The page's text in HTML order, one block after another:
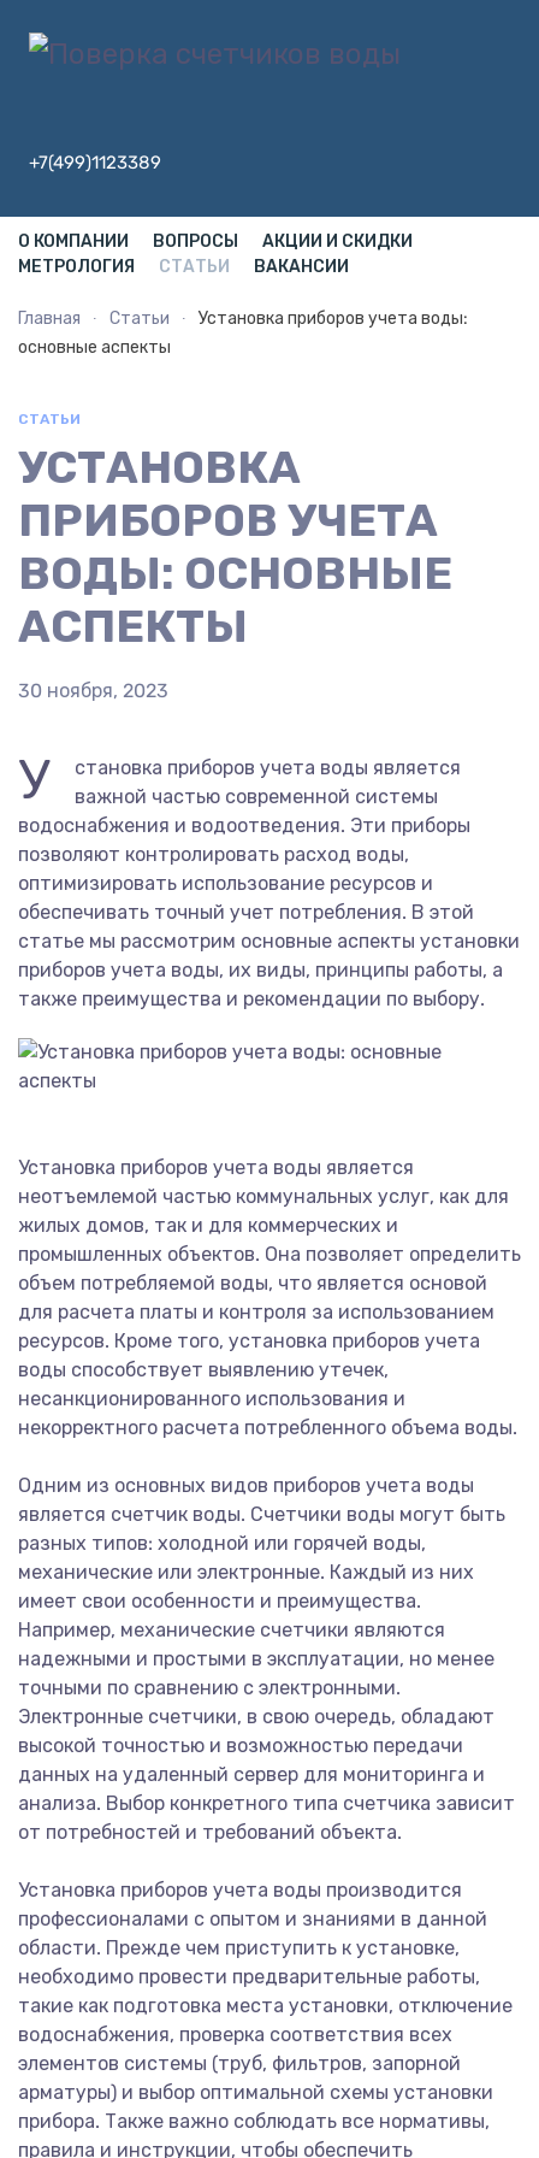
+7(499)1123389
О КОМПАНИИ ВОПРОСЫ
АКЦИИ И СКИДКИ
МЕТРОЛОГИЯ
СТАТЬИ ВАКАНСИИ
Главная Статьи
Установка приборов учета воды:
основные аспекты
СТАТЬИ
УСТАНОВКА
ПРИБОРОВ УЧЕТА
ВОДЫ: ОСНОВНЫЕ
АСПЕКТЫ
30 ноября, 2023
У
становка приборов учета воды является
важной частью современной системы
водоснабжения и водоотведения. Эти приборы
позволяют контролировать расход воды,
оптимизировать использование ресурсов и
обеспечивать точный учет потребления. В этой
статье мы рассмотрим основные аспекты установки
приборов учета воды, их виды, принципы работы, а
также преимущества и рекомендации по выбору.
Установка приборов учета воды является
неотъемлемой частью коммунальных услуг, как для
жилых домов, так и для коммерческих и
промышленных объектов. Она позволяет определить
объем потребляемой воды, что является основой
для расчета платы и контроля за использованием
ресурсов. Кроме того, установка приборов учета
воды способствует выявлению утечек,
несанкционированного использования и
некорректного расчета потребленного объема воды.
Одним из основных видов приборов учета воды
является счетчик воды. Счетчики воды могут быть
разных типов: холодной или горячей воды,
механические или электронные. Каждый из них
имеет свои особенности и преимущества.
Например, механические счетчики являются
надежными и простыми в эксплуатации, но менее
точными по сравнению с электронными.
Электронные счетчики, в свою очередь, обладают
высокой точностью и возможностью передачи
данных на удаленный сервер для мониторинга и
анализа. Выбор конкретного типа счетчика зависит
от потребностей и требований объекта.
Установка приборов учета воды производится
профессионалами с опытом и знаниями в данной
области. Прежде чем приступить к установке,
необходимо провести предварительные работы,
такие как подготовка места установки, отключение
водоснабжения, проверка соответствия всех
элементов системы (труб, фильтров, запорной
арматуры) и выбор оптимальной схемы установки
прибора. Также важно соблюдать все нормативы,
правила и инструкции, чтобы обеспечить